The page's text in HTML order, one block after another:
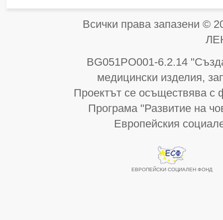
Всички права запазени
BG051PO001-6.2.14
медицински изделия,
Проектът се осъществява с
Програма "Развитие на
Европейския
ЕВРОПЕЙСКИ СОЦИАЛЕН ФОНД